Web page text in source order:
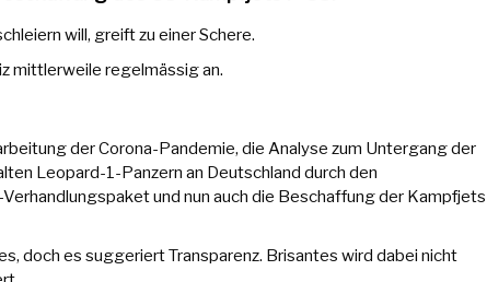
will, greift zu einer Schere.
mittlerweile regelmässig an.
der Corona-Pandemie, die Analyse zum Untergang der
Leopard-1-Panzern an Deutschland durch den
und nun auch die Beschaffung der Kampfjets
doch es suggeriert Transparenz. Brisantes wird dabei nicht